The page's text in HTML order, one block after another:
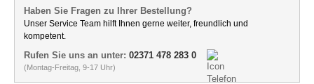
Haben Sie Fragen zu Ihrer Bestellung?
Unser Service Team hilft Ihnen gerne weiter, freundlich und
kompetent.
Rufen Sie uns an unter: 02371 478 283 0
(Montag-Freitag, 9-17 Uhr)